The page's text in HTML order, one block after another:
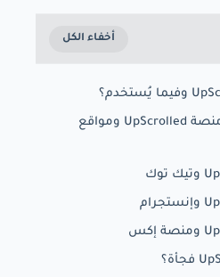
مقارنة سريعة بين منصة UpScrolled ومواقع